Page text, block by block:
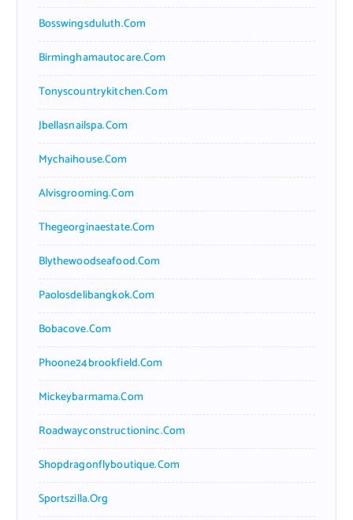
Bosswingsduluth.com
Birminghamautocare.com
Tonyscountrykitchen.com
Jbellasnailspa.com
Mychaihouse.com
Alvisgrooming.com
Thegeorginaestate.com
Blythewoodseafood.com
Paolosdelibangkok.com
Bobacove.com
Phoone24brookfield.com
Mickeybarmama.com
Roadwayconstructioninc.com
Shopdragonflyboutique.com
Sportszilla.org